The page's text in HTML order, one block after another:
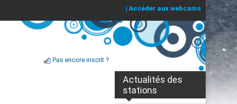
| Accèder aux webcams
Pas encore inscrit ?
Actualités des
stations